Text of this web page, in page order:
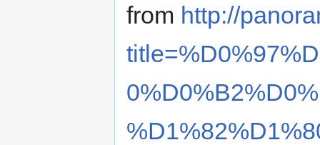
from http://